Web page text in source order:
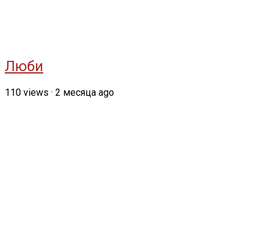
Люби
110 views · 2 месяца ago